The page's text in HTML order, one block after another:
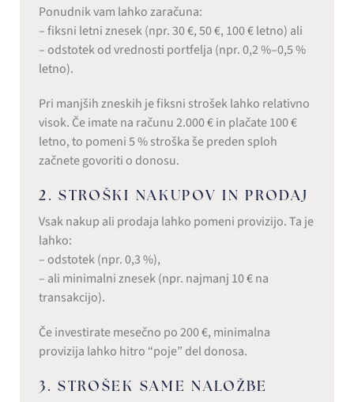
Ponudnik vam lahko zaračuna:
– fiksni letni znesek (npr. 30 €, 50 €, 100 € letno) ali
– odstotek od vrednosti portfelja (npr. 0,2 %–0,5 %
letno).
Pri manjših zneskih je fiksni strošek lahko relativno
visok. Če imate na računu 2.000 € in plačate 100 €
letno, to pomeni 5 % stroška še preden sploh
začnete govoriti o donosu.
2. STROŠKI NAKUPOV IN PRODAJ
Vsak nakup ali prodaja lahko pomeni provizijo. Ta je
lahko:
– odstotek (npr. 0,3 %),
– ali minimalni znesek (npr. najmanj 10 € na
transakcijo).
Če investirate mesečno po 200 €, minimalna
provizija lahko hitro “poje” del donosa.
3. STROŠEK SAME NALOŽBE